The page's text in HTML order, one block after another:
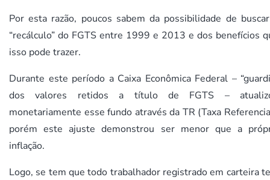
Por esta razão, poucos sabem da possibilidade de
“recálculo” do FGTS entre 1999 e 2013 e dos benefícios
isso pode trazer.
Durante este período a Caixa Econômica Federal –
dos valores retidos a título de FGTS –
monetariamente esse fundo através da TR (Taxa
porém este ajuste demonstrou ser menor que a
inflação.
Logo, se tem que todo trabalhador registrado em carteira